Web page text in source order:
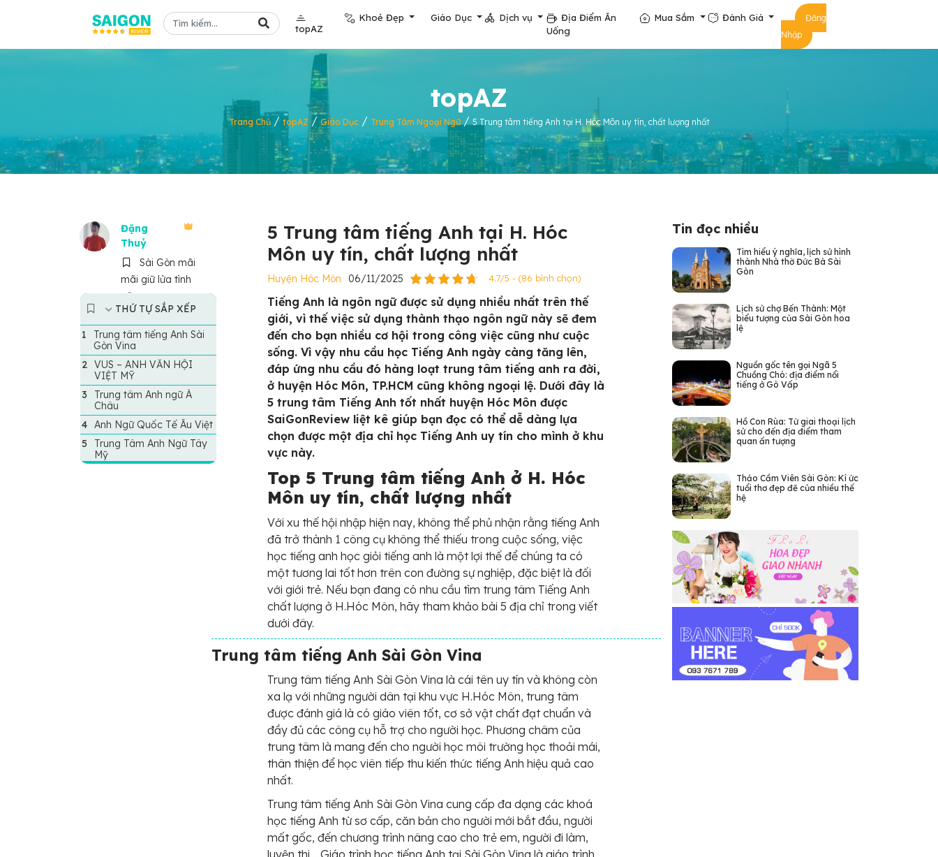
topAZ
Khoẻ Đẹp Giáo Dục Dịch vụ
Địa Điểm Ăn
Uống
Mua Sắm Đánh Giá
Đăng
Nhập
topAZ
Trang Chủ/ topAZ /Giáo Dục/ Trung Tâm Ngoại Ngữ/5 Trung tâm tiếng Anh tại H. Hóc Môn uy tín, chất lượng nhất
Đặng
Thuỷ
Sài Gòn mãi
mãi giữ lửa tình
yêu
5 Trung tâm tiếng Anh tại H. Hóc
Môn uy tín, chất lượng nhất
Huyện Hóc Môn 06/11/2025 4.7/5 - (86 bình chọn)
THỨ TỰ SẮP XẾP
Trung tâm tiếng Anh Sài
Gòn Vina
VUS – ANH VĂN HỘI
VIỆT MỸ
Trung tâm Anh ngữ Á
Châu
Anh Ngữ Quốc Tế Âu Việt
Trung Tâm Anh Ngữ Tây
Mỹ
Tiếng Anh là ngôn ngữ được sử dụng nhiều nhất trên thế
giới, vì thế việc sử dụng thành thạo ngôn ngữ này sẽ đem
đến cho bạn nhiều cơ hội trong công việc cũng như cuộc
sống. Vì vậy nhu cầu học Tiếng Anh ngày càng tăng lên,
đáp ứng nhu cầu đó hàng loạt trung tâm tiếng anh ra đời,
ở huyện Hóc Môn, TP.HCM cũng không ngoại lệ. Dưới đây là
5 trung tâm Tiếng Anh tốt nhất huyện Hóc Môn được
SaiGonReview liệt kê giúp bạn đọc có thể dễ dàng lựa
chọn được một địa chỉ học Tiếng Anh uy tín cho mình ở khu
vực này.
Top 5 Trung tâm tiếng Anh ở H. Hóc
Môn uy tín, chất lượng nhất
Với xu thế hội nhập hiện nay, không thể phủ nhận rằng tiếng Anh
đã trở thành 1 công cụ không thể thiếu trong cuộc sống, việc
học tiếng anh học giỏi tiếng anh là một lợi thế để chúng ta có
một tương lai tốt hơn trên con đường sự nghiệp, đặc biệt là đối
với giới trẻ. Nếu bạn đang có nhu cầu tìm trung tâm Tiếng Anh
chất lượng ở H.Hóc Môn, hãy tham khảo bài 5 địa chỉ trong viết
dưới đây.
Trung tâm tiếng Anh Sài Gòn Vina
Trung tâm tiếng Anh Sài Gòn Vina là cái tên uy tín và không còn
xa lạ với những người dân tại khu vực H.Hóc Môn, trung tâm
được đánh giá là có giáo viên tốt, cơ sở vật chất đạt chuẩn và
đầy đủ các công cụ hỗ trợ cho người học. Phương châm của
trung tâm là mang đến cho người học môi trường học thoải mái,
thân thiện để học viên tiếp thu kiến thức tiếng Anh hiệu quả cao
nhất.
Trung tâm tiếng Anh Sài Gòn Vina cung cấp đa dạng các khoá
học tiếng Anh từ sơ cấp, căn bản cho người mới bắt đầu, người
mất gốc, đến chương trình nâng cao cho trẻ em, người đi làm,
luyện thi,…Giáo trình học tiếng Anh tại Sài Gòn Vina là giáo trình
Tin đọc nhiều
Tìm hiểu ý nghĩa, lịch sử hình
thành Nhà thờ Đức Bà Sài
Gòn
Lịch sử chợ Bến Thành: Một
biểu tượng của Sài Gòn hoa
lệ
Nguồn gốc tên gọi Ngã 5
Chuồng Chó: địa điểm nổi
tiếng ở Gò Vấp
Hồ Con Rùa: Từ giai thoại lịch
sử cho đến địa điểm tham
quan ấn tượng
Thảo Cầm Viên Sài Gòn: Kí ức
tuổi thơ đẹp đẽ của nhiều thế
hệ